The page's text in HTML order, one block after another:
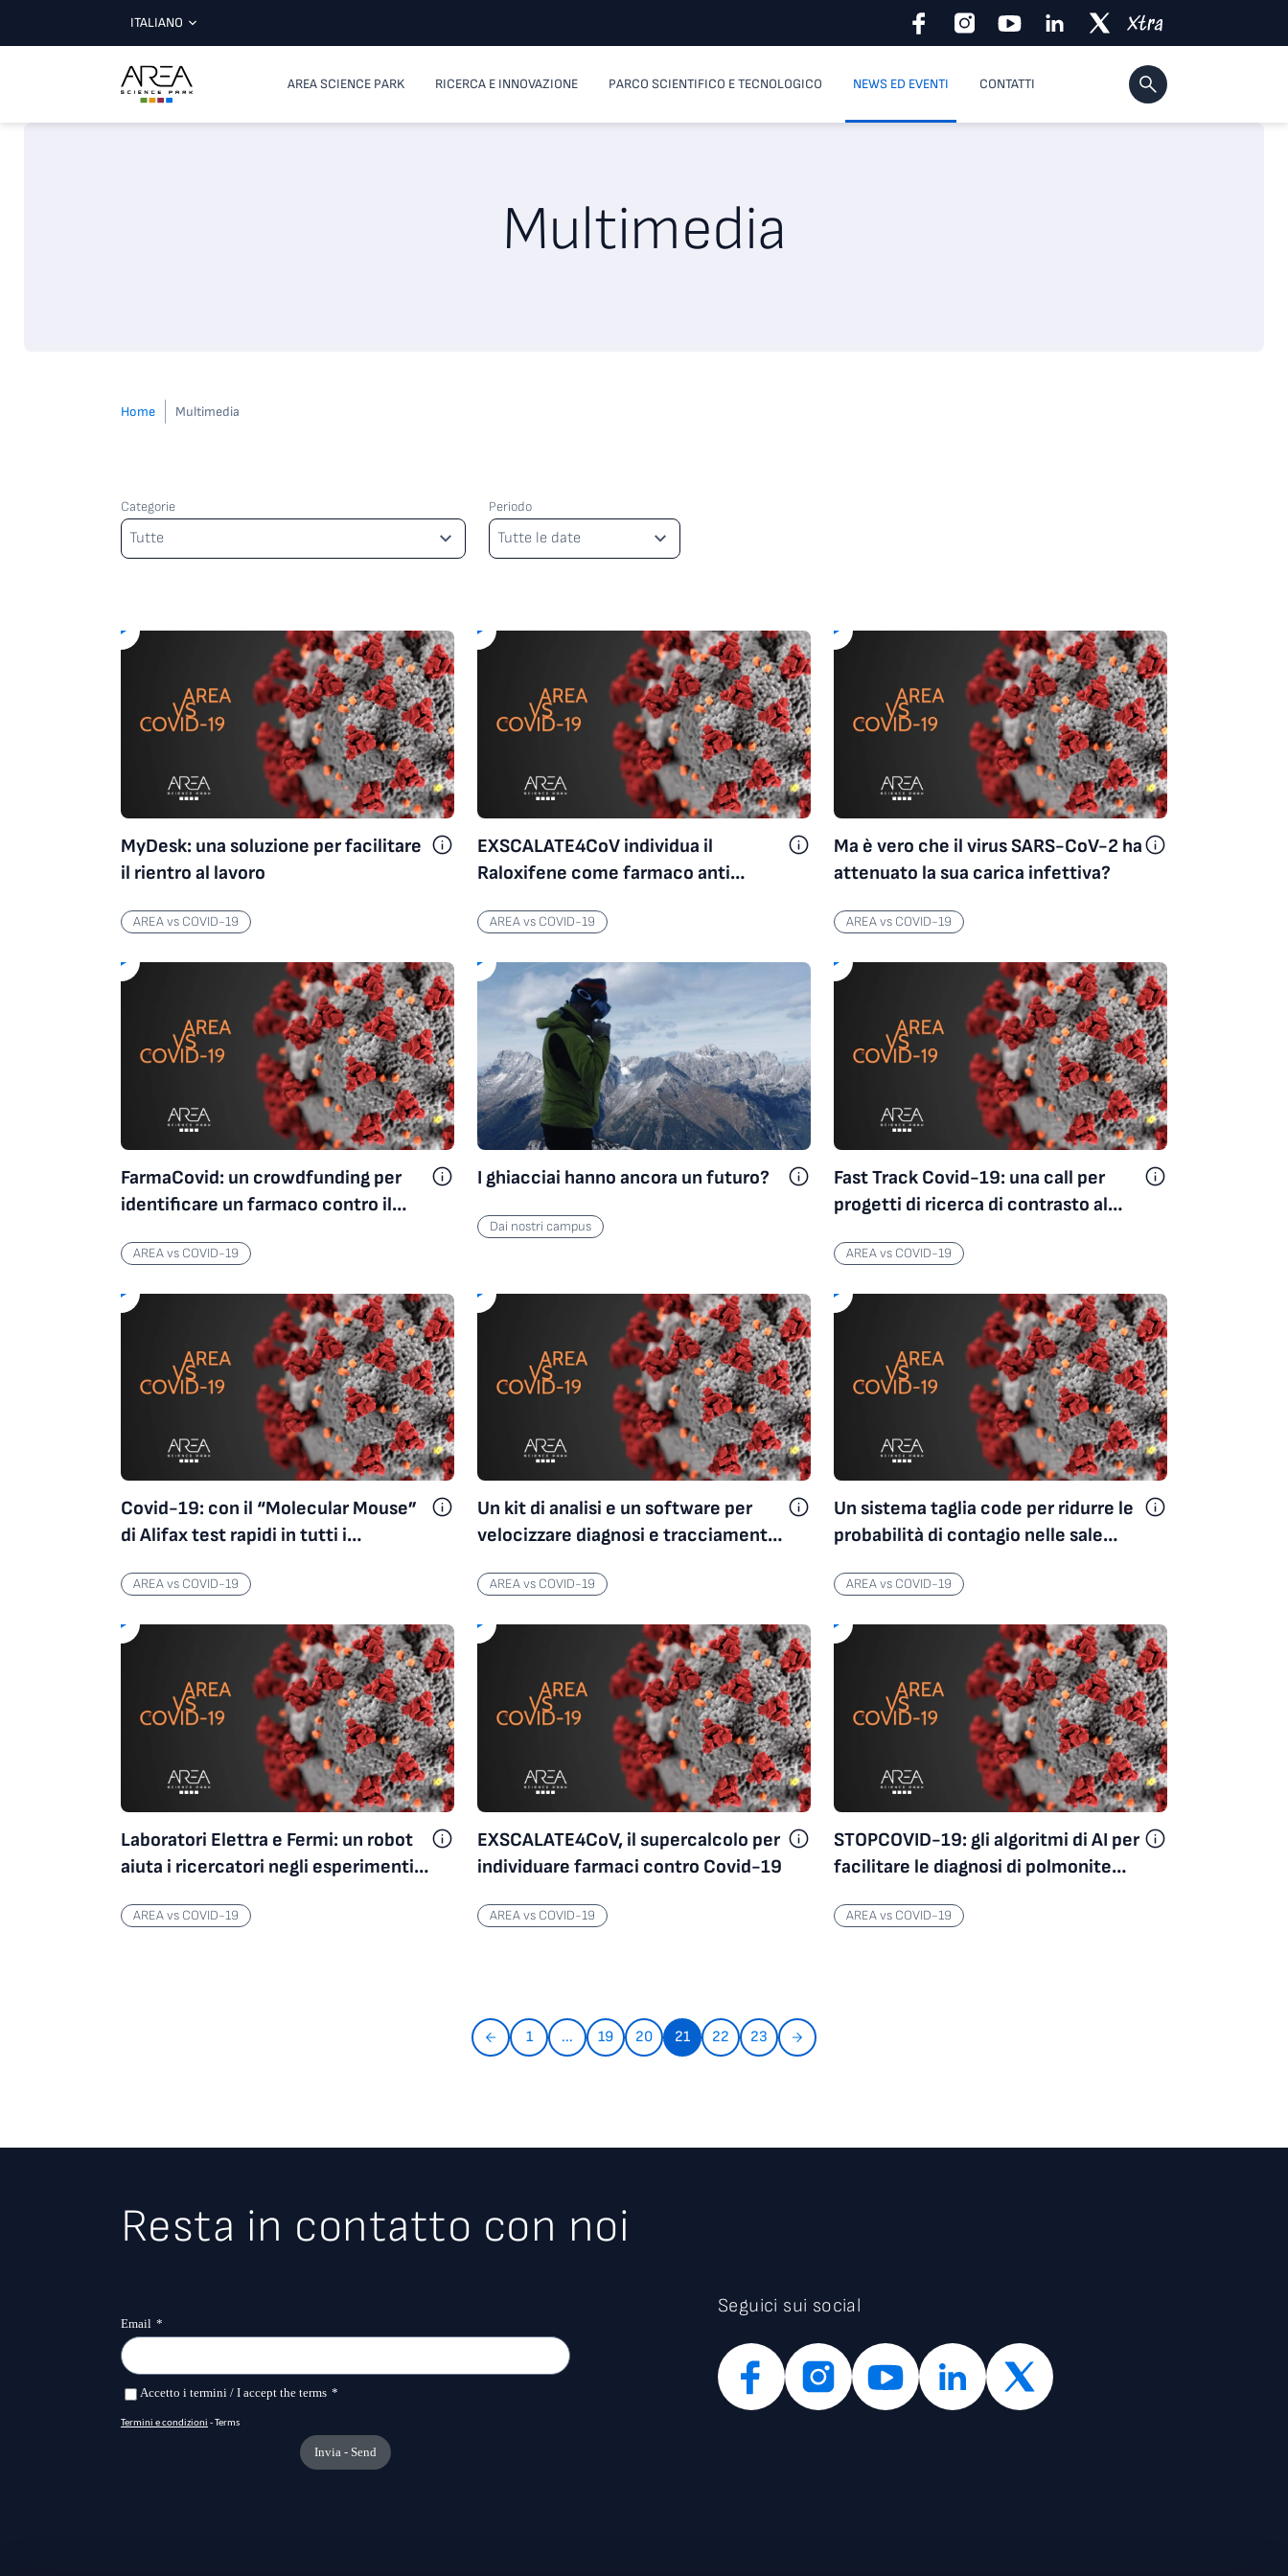
ITALIANO
AREA SCIENCE PARK RICERCA E INNOVAZIONE PARCO SCIENTIFICO E TECNOLOGICO NEWS ED EVENTI CONTATTI
Multimedia
Home Multimedia
Categorie
Categorie
Tutte
Periodo
Periodo
Tutte le date
MyDesk: una soluzione per facilitare
il rientro al lavoro
AREA vs COVID-19
AREA vs COVID-19
EXSCALATE4CoV individua il
Raloxifene come farmaco anti
AREA vs COVID-19
AREA vs COVID-19
Ma è vero che il virus SARS-CoV-2 ha
attenuato la sua carica infettiva?
AREA vs COVID-19
AREA vs COVID-19
FarmaCovid: un crowdfunding per
identificare un farmaco contro il
AREA vs COVID-19
I ghiacciai hanno ancora un futuro?
Dai nostri campus
Dai nostri campus
Fast Track Covid-19: una call per
progetti di ricerca di contrasto al
AREA vs COVID-19
AREA vs COVID-19
Covid-19: con il “Molecular Mouse”
di Alifax test rapidi in tutti i
AREA vs COVID-19
Un kit di analisi e un software per
velocizzare diagnosi e tracciamento
AREA vs COVID-19
AREA vs COVID-19
Un sistema taglia code per ridurre le
probabilità di contagio nelle sale
AREA vs COVID-19
Laboratori Elettra e Fermi: un robot
aiuta i ricercatori negli esperimenti a
AREA vs COVID-19
EXSCALATE4CoV, il supercalcolo per
individuare farmaci contro Covid-19
AREA vs COVID-19
STOPCOVID-19: gli algoritmi di AI per
facilitare le diagnosi di polmonite
AREA vs COVID-19
1 ... 19 20 21 22 23
Resta in contatto con noi
Seguici sui social